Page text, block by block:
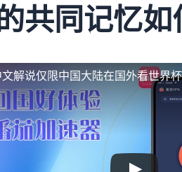
共同记忆如
解说仅限中国大陆在国外看世界